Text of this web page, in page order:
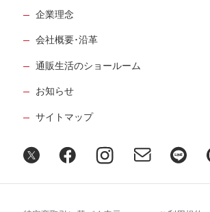
企業理念
会社概要･沿革
通販生活のショールーム
お知らせ
サイトマップ